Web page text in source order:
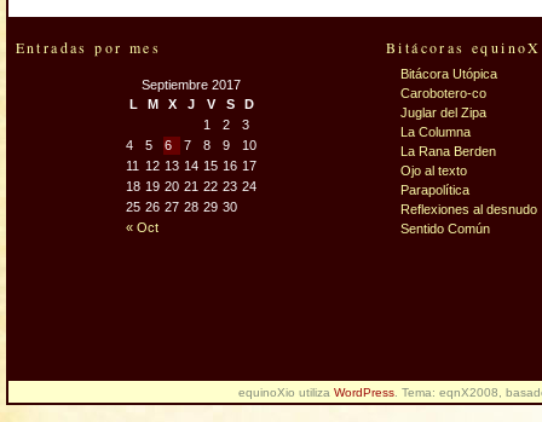
Entradas por mes
Septiembre 2017
L
M X J V S D
« Oct
1 2
3
4
5 6 7 8 9
10
11
12 13 14 15 16 17
18 19 20 21 22 23 24
25 26 27 28 29 30
Bitácoras
Bitácora Utópica
Carobotero-co
Juglar del Zipa
La Columna
La Rana Berden
Ojo al texto
Parapolítica
Reflexiones al desnudo
Sentido Común
equinoXio utiliza WordPress. Tema: eqnX2008,